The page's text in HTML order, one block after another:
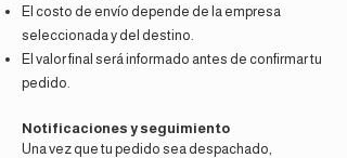
El costo de envío depende de la empresa
seleccionada y del destino.
El valor final será informado antes de confirmar tu
pedido.
Notificaciones y seguimiento
Una vez que tu pedido sea despachado,